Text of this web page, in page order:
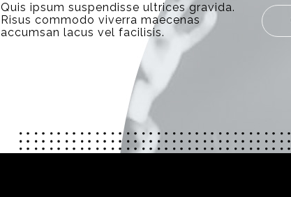
Quis ipsum suspendisse ultrices gravida.
Risus commodo viverra maecenas
accumsan lacus vel facilisis.